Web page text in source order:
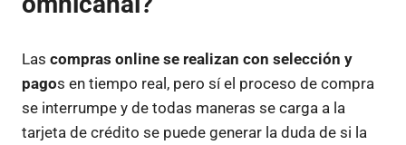
Las compras online se realizan con selección y
pagos en tiempo real, pero sí el proceso de compra
se interrumpe y de todas maneras se carga a la
tarjeta de crédito se puede generar la duda de si la